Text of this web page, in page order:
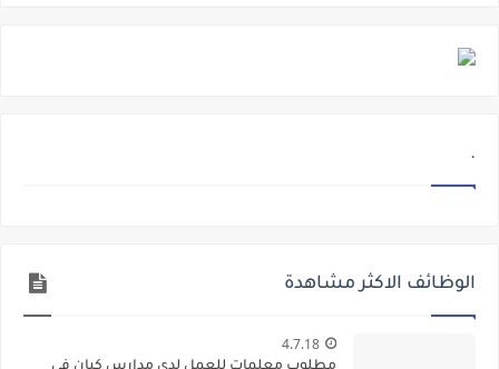
.
الوظائف الاكثر مشاهدة
4.7.18